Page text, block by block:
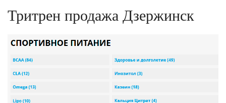
Тритрен продажа Дзержинск